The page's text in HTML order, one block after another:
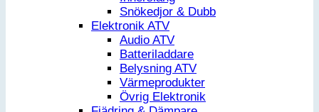
Snökedjor & Dubb
Elektronik ATV
Audio ATV
Batteriladdare
Belysning ATV
Värmeprodukter
Övrig Elektronik